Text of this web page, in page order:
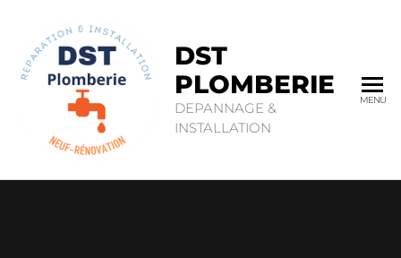
DST
PLOMBERIE
DEPANNAGE &
INSTALLATION
MENU